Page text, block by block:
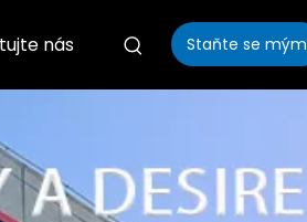
nás
Staňte se mým
distributorem